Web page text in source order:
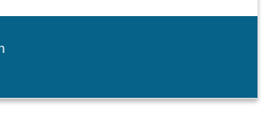
fructificar, i gràcies a això hem reconvertit
i hem estat capaços de tirar